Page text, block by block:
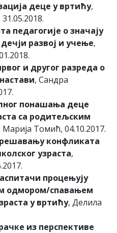
деце у вртићу,
педагогије о значају
развој и учење,
и другог разреда о
, Сандра
понашања деце
са родитељским
Марија Томић, 04.10.2017.
конфликата
узраста,
процењују
одмором/спавањем
у вртићу, Делила
из перспективе